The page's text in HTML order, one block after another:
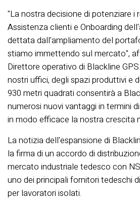
"La nostra decisione di potenziare i
Assistenza clienti e Onboarding
dettata dall'ampliamento del
stiamo immettendo sul mercato",
Direttore operativo di Blackline
nostri uffici, degli spazi produttivi e
930 metri quadrati consentirà a
numerosi nuovi vantaggi in termini
in modo efficace la nostra crescita
La notizia dell'espansione di
la firma di un accordo di
mercato industriale tedesco con
uno dei principali fornitori tedeschi
per lavoratori isolati.